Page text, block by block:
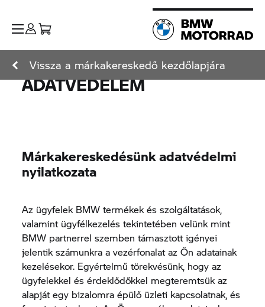
Vissza a márkakereskedő kezdőlapjára
ADATVÉDELEM
Márkakereskedésünk adatvédelmi
nyilatkozata
Az ügyfelek BMW termékek és szolgáltatások,
valamint ügyfélkezelés tekintetében velünk mint
BMW partnerrel szemben támasztott igényei
jelentik számunkra a vezérfonalat az Ön adatainak
kezelésekor. Egyértelmű törekvésünk, hogy az
ügyfelekkel és érdeklődőkkel megteremtsük az
alapját egy bizalomra épülő üzleti kapcsolatnak, és